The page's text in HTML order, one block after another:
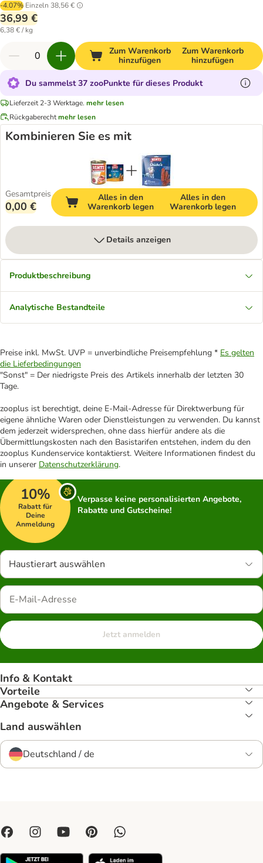
-4.07% Einzeln 38,56 €
36,99 €
6,38 € / kg
Zum Warenkorb
hinzufügen
Zum Warenkorb
hinzufügen
Du sammelst 37 zooPunkte für dieses Produkt
Lieferzeit 2-3 Werktage. mehr lesen
Rückgaberechtmehr lesen
Kombinieren Sie es mit
Gesamtpreis
0,00 €
Alles in den
Warenkorb legen
Alles in den
Warenkorb legen
Details anzeigen
Produktbeschreibung
Analytische Bestandteile
Preise inkl. MwSt. UVP = unverbindliche Preisempfehlung * Es gelten
die Lieferbedingungen
"Sonst" = Der niedrigste Preis des Artikels innerhalb der letzten 30
Tage.
zooplus ist berechtigt, deine E-Mail-Adresse für Direktwerbung für
eigene ähnliche Waren oder Dienstleistungen zu verwenden. Du kannst
dem jederzeit widersprechen, ohne dass hierfür andere als die
Übermittlungskosten nach den Basistarifen entstehen, indem du den
zooplus Kundenservice kontaktierst. Weitere Informationen findest du
in unserer Datenschutzerklärung.
10%
Rabatt für
Deine
Anmeldung
Verpasse keine personalisierten Angebote,
Rabatte und Gutscheine!
Haustierart auswählen
Jetzt anmelden
Info & Kontakt
Vorteile
Angebote & Services
Land auswählen
Deutschland / de